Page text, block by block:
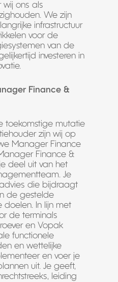
wij ons als
We zijn
infrastructuur
voor de
van de
investeren in
Finance &
toekomstige mutatie
zijn wij op
Manager Finance
Finance &
deel uit van het
Je
die bijdraagt
de gestelde
doelen. In lijn met
de terminals
en Vopak
functionele
en wettelijke
en voer je
uit. Je geeft,
leiding